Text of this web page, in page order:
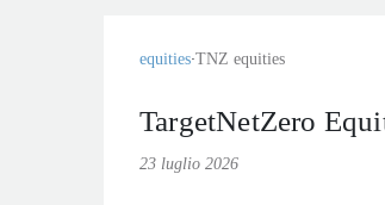
equities TNZ equities
TargetNetZero
23 luglio 2026